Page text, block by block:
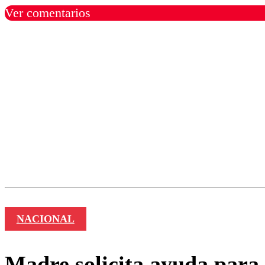
Ver comentarios
NACIONAL